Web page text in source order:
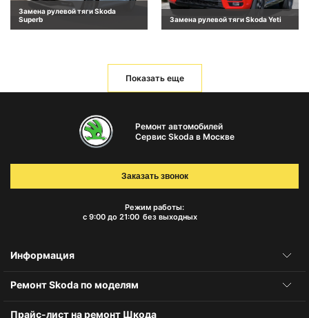
Замена рулевой тяги Skoda
Superb
Замена рулевой тяги Skoda Yeti
Показать еще
Ремонт автомобилей
Сервис Skoda в Москве
Режим работы:
с 9:00 до 21:00 без выходных
Заказать звонок
Информация
Ремонт Skoda по моделям
Прайс-лист на ремонт Шкода